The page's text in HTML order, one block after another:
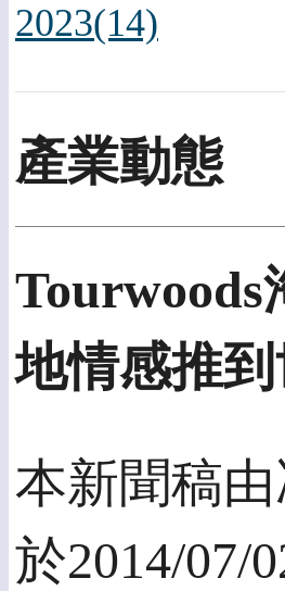
2023(14)
產業動態
Tourwoods
地情感推
本新聞稿
於2014/07/